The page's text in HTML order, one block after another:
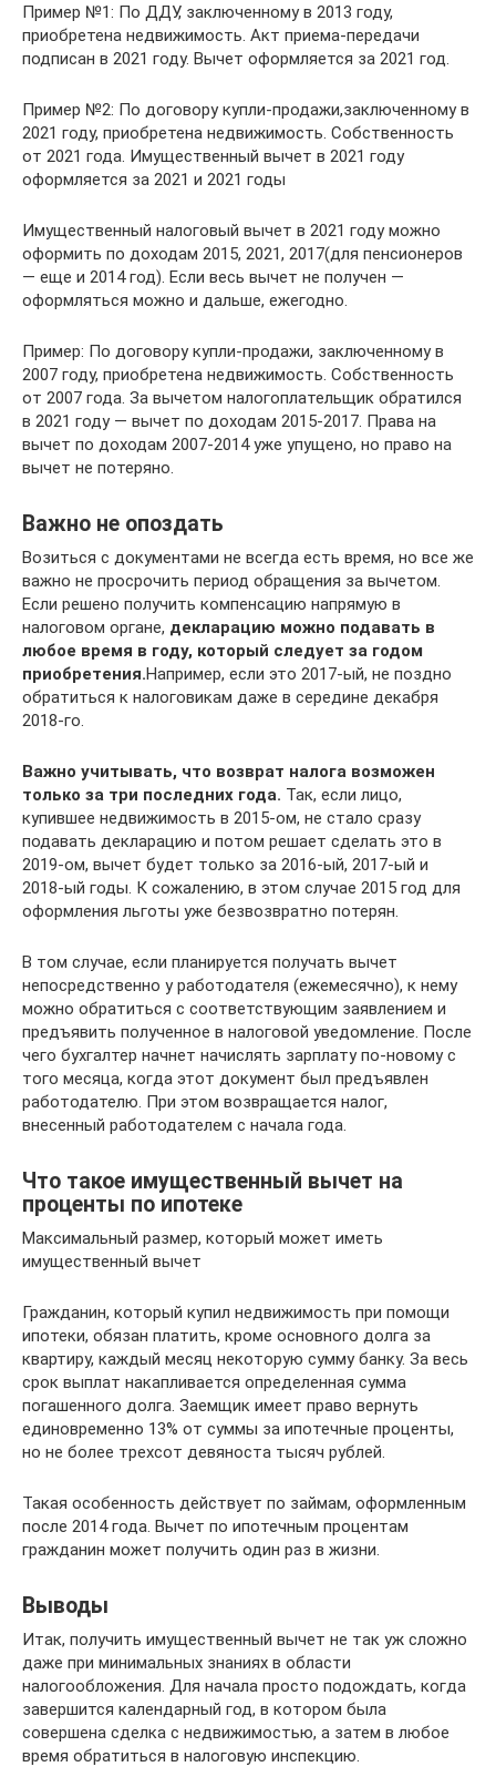
Пример №1: По ДДУ, заключенному в 2013 году,
приобретена недвижимость. Акт приема-передачи
подписан в 2021 году. Вычет оформляется за 2021 год.
Пример №2: По договору купли-продажи,заключенному в
2021 году, приобретена недвижимость. Собственность
от 2021 года. Имущественный вычет в 2021 году
оформляется за 2021 и 2021 годы
Имущественный налоговый вычет в 2021 году можно
оформить по доходам 2015, 2021, 2017(для пенсионеров
— еще и 2014 год). Если весь вычет не получен —
оформляться можно и дальше, ежегодно.
Пример: По договору купли-продажи, заключенному в
2007 году, приобретена недвижимость. Собственность
от 2007 года. За вычетом налогоплательщик обратился
в 2021 году — вычет по доходам 2015-2017. Права на
вычет по доходам 2007-2014 уже упущено, но право на
вычет не потеряно.
Важно не опоздать
Возиться с документами не всегда есть время, но все же
важно не просрочить период обращения за вычетом.
Если решено получить компенсацию напрямую в
налоговом органе, декларацию можно подавать в
любое время в году, который следует за годом
приобретения.Например, если это 2017-ый, не поздно
обратиться к налоговикам даже в середине декабря
2018-го.
Важно учитывать, что возврат налога возможен
только за три последних года. Так, если лицо,
купившее недвижимость в 2015-ом, не стало сразу
подавать декларацию и потом решает сделать это в
2019-ом, вычет будет только за 2016-ый, 2017-ый и
2018-ый годы. К сожалению, в этом случае 2015 год для
оформления льготы уже безвозвратно потерян.
В том случае, если планируется получать вычет
непосредственно у работодателя (ежемесячно), к нему
можно обратиться с соответствующим заявлением и
предъявить полученное в налоговой уведомление. После
чего бухгалтер начнет начислять зарплату по-новому с
того месяца, когда этот документ был предъявлен
работодателю. При этом возвращается налог,
внесенный работодателем с начала года.
Что такое имущественный вычет на
проценты по ипотеке
Максимальный размер, который может иметь
имущественный вычет
Гражданин, который купил недвижимость при помощи
ипотеки, обязан платить, кроме основного долга за
квартиру, каждый месяц некоторую сумму банку. За весь
срок выплат накапливается определенная сумма
погашенного долга. Заемщик имеет право вернуть
единовременно 13% от суммы за ипотечные проценты,
но не более трехсот девяноста тысяч рублей.
Такая особенность действует по займам, оформленным
после 2014 года. Вычет по ипотечным процентам
гражданин может получить один раз в жизни.
Выводы
Итак, получить имущественный вычет не так уж сложно
даже при минимальных знаниях в области
налогообложения. Для начала просто подождать, когда
завершится календарный год, в котором была
совершена сделка с недвижимостью, а затем в любое
время обратиться в налоговую инспекцию.